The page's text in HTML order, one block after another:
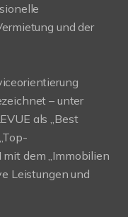
und der
– unter
als „Best
dem „Immobilien
Leistungen und